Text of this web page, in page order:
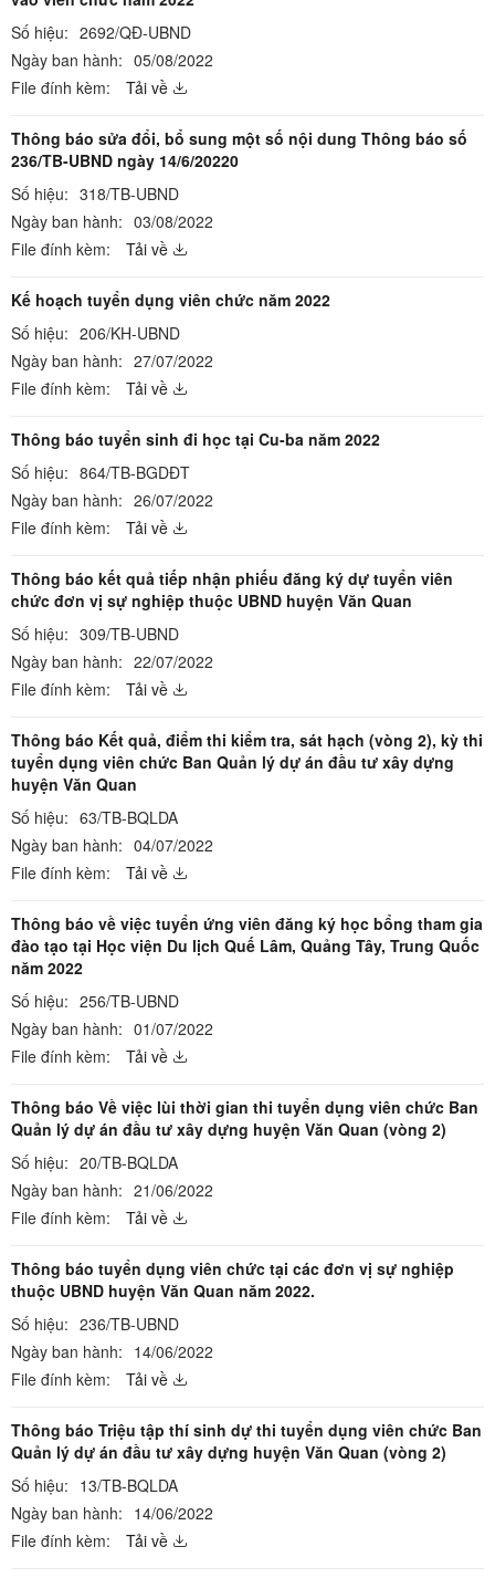
Số hiệu: 2692/QĐ-UBND
Ngày ban hành: 05/08/2022
File đính kèm:
Tải về
Thông báo sửa đổi, bổ sung một số nội dung Thông báo số
236/TB-UBND ngày 14/6/20220
Số hiệu: 318/TB-UBND
Ngày ban hành: 03/08/2022
File đính kèm:
Tải về
Kế hoạch tuyển dụng viên chức năm 2022
Số hiệu: 206/KH-UBND
Ngày ban hành: 27/07/2022
File đính kèm:
Tải về
Thông báo tuyển sinh đi học tại Cu-ba năm 2022
Số hiệu: 864/TB-BGDĐT
Ngày ban hành: 26/07/2022
File đính kèm:
Tải về
Thông báo kết quả tiếp nhận phiếu đăng ký dự tuyển viên
chức đơn vị sự nghiệp thuộc UBND huyện Văn Quan
Số hiệu: 309/TB-UBND
Ngày ban hành: 22/07/2022
File đính kèm:
Tải về
Thông báo Kết quả, điểm thi kiểm tra, sát hạch (vòng 2), kỳ thi
tuyển dụng viên chức Ban Quản lý dự án đầu tư xây dựng
huyện Văn Quan
Số hiệu: 63/TB-BQLDA
Ngày ban hành: 04/07/2022
File đính kèm:
Tải về
Thông báo về việc tuyển ứng viên đăng ký học bổng tham gia
đào tạo tại Học viện Du lịch Quế Lâm, Quảng Tây, Trung Quốc
năm 2022
Số hiệu: 256/TB-UBND
Ngày ban hành: 01/07/2022
File đính kèm:
Tải về
Thông báo Về việc lùi thời gian thi tuyển dụng viên chức Ban
Quản lý dự án đầu tư xây dựng huyện Văn Quan (vòng 2)
Số hiệu: 20/TB-BQLDA
Ngày ban hành: 21/06/2022
File đính kèm:
Tải về
Thông báo tuyển dụng viên chức tại các đơn vị sự nghiệp
thuộc UBND huyện Văn Quan năm 2022.
Số hiệu: 236/TB-UBND
Ngày ban hành: 14/06/2022
File đính kèm:
Tải về
Thông báo Triệu tập thí sinh dự thi tuyển dụng viên chức Ban
Quản lý dự án đầu tư xây dựng huyện Văn Quan (vòng 2)
Số hiệu: 13/TB-BQLDA
Ngày ban hành: 14/06/2022
File đính kèm:
Tải về